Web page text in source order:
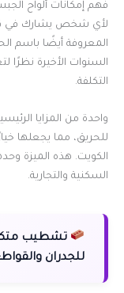
فهم إمكانات ألواح
لأي شخص يشارك في
المعروفة أيضًا باسم
السنوات الأخيرة نظرًا
التكلفة.
واحدة من المزايا
للحريق، مما يجعلها
الكويت. هذه الميزة
السكنية والتجارية.
تشطيب
للجدران